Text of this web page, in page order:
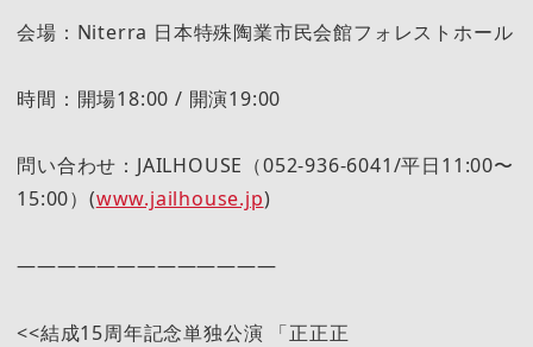
会場：Niterra 日本特殊陶業市民会館フォレストホール
時間：開場18:00 / 開演19:00
問い合わせ：JAILHOUSE（052-936-6041/平日11:00〜
15:00）(www.jailhouse.jp)
—————————————
<<結成15周年記念単独公演 「正正正